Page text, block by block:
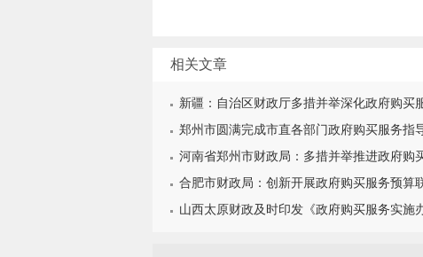
相关文章
新疆：自治区财政厅多措并举深化政府购买
郑州市圆满完成市直各部门政府购买服务指
河南省郑州市财政局：多措并举推进政府购
合肥市财政局：创新开展政府购买服务预算
山西太原财政及时印发《政府购买服务实施